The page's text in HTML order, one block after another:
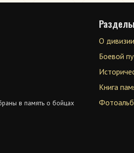
в память о бойцах
Разделы
О дивизии
Боевой
Книга